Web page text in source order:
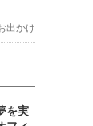
出かけ
を実